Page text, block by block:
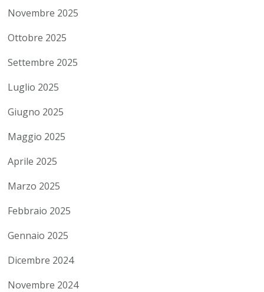
Novembre 2025
Ottobre 2025
Settembre 2025
Luglio 2025
Giugno 2025
Maggio 2025
Aprile 2025
Marzo 2025
Febbraio 2025
Gennaio 2025
Dicembre 2024
Novembre 2024